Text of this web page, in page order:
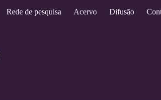
Rede de pesquisa Acervo Difusão